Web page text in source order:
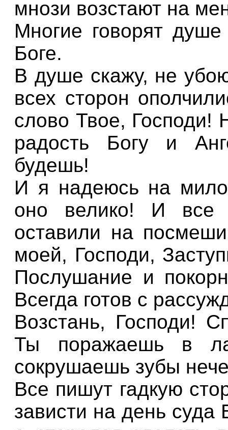
мнози возстают на
Многие говорят
Боге.
В душе скажу, не
всех сторон
слово Твое, Господи!
радость Богу и
будешь!
И я надеюсь на
оно велико! И все
оставили на
моей, Господи,
Послушание и
Всегда готов с
Возстань, Господи!
Ты поражаешь в
сокрушаешь зубы
Все пишут гадкую
зависти на день